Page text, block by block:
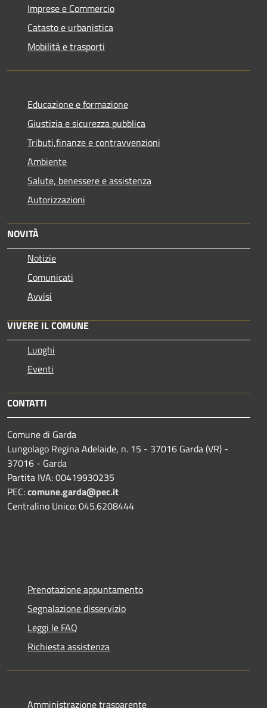
Imprese e Commercio
Catasto e urbanistica
Mobilità e trasporti
Educazione e formazione
Giustizia e sicurezza pubblica
Tributi,finanze e contravvenzioni
Ambiente
Salute, benessere e assistenza
Autorizzazioni
NOVITÀ
Notizie
Comunicati
Avvisi
VIVERE IL COMUNE
Luoghi
Eventi
CONTATTI
Comune di Garda
Lungolago Regina Adelaide, n. 15 - 37016 Garda (VR) -
37016 - Garda
Partita IVA: 00419930235
PEC:comune.garda@pec.it
Centralino Unico: 045.6208444
Prenotazione appuntamento
Segnalazione disservizio
Leggi le FAQ
Richiesta assistenza
Amministrazione trasparente